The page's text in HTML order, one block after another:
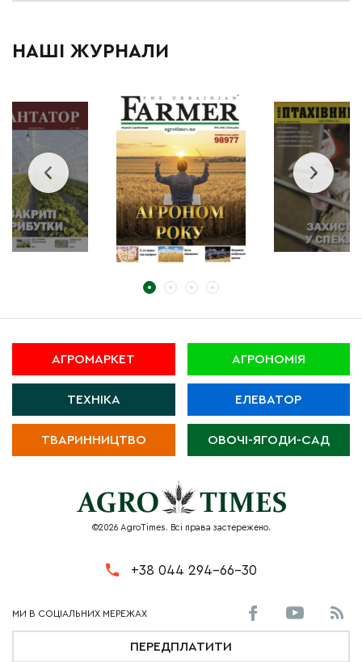
НАШІ ЖУРНАЛИ
АГРОМАРКЕТ АГРОНОМІЯ
ТЕХНІКА ЕЛЕВАТОР
ТВАРИННИЦТВО ОВОЧІ-ЯГОДИ-САД
©2026 AgroTimes. Всі права застережено.
+38 044 294-66-30
ПЕРЕДПЛАТИТИ